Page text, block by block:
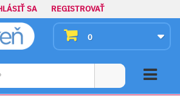
SA REGISTROVAŤ
0